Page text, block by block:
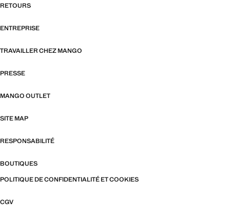
RETOURS
ENTREPRISE
TRAVAILLER CHEZ MANGO
PRESSE
MANGO OUTLET
SITE MAP
RESPONSABILITÉ
BOUTIQUES
POLITIQUE DE CONFIDENTIALITÉ ET COOKIES
CGV